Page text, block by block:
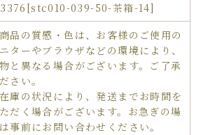
039-50-茶箱-14]
品の質感・色は、お客様のご使用の
ターやブラウザなどの環境により、
と異なる場合がございます。ご了承
さい。
庫の状況により、発送までお時間を
だく場合がございます。お急ぎの場
事前にお問い合わせください。